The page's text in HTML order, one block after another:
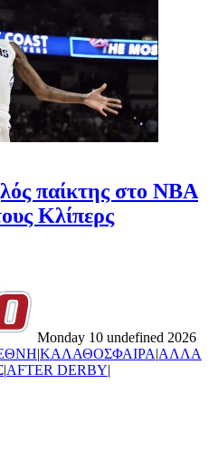
παίκτης στο NBA
Κλίπερς
Monday 10 undefined 2026
|ΚΑΛΑΘΟΣΦΑΙΡΑ|ΑΛΛΑ
|AFTER DERBY|